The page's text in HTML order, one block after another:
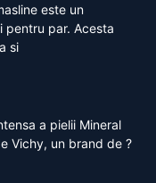
este un
pentru par. Acesta
si
a pielii Mineral
Vichy, un brand de ?